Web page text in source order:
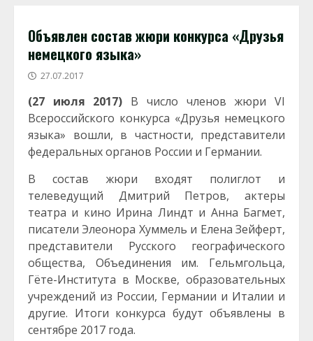
Объявлен состав жюри конкурса «Друзья
немецкого языка»
27.07.2017
(27 июля 2017) В число членов жюри VI
Всероссийского конкурса «Друзья немецкого
языка» вошли, в частности, представители
федеральных органов России и Германии.
В состав жюри входят полиглот и
телеведущий Дмитрий Петров, актеры
театра и кино Ирина Линдт и Анна Багмет,
писатели Элеонора Хуммель и Елена Зейферт,
представители Русского географического
общества, Объединения им. Гельмгольца,
Гёте-Института в Москве, образовательных
учреждений из России, Германии и Италии и
другие. Итоги конкурса будут объявлены в
сентябре 2017 года.